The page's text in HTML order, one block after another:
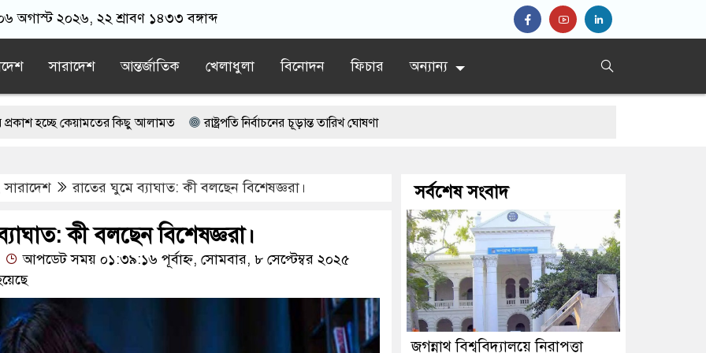
অগাস্ট ২০২৬, ২২ শ্রাবণ ১৪৩৩ বঙ্গাব্দ
সারাদেশ আন্তর্জাতিক খেলাধুলা বিনোদন ফিচার অন্যান্য
কিছু আলামত রাষ্ট্রপতি নির্বাচনের চূড়ান্ত তারিখ ঘোষণা
ইঙ্গিত নেতানিয়াহুর
জনগণের দাবি নিয়ে এসেছি: জামায়াত আমির
সারাদেশ রাতের ঘুমে ব্যাঘাত: কী বলছেন বিশেষজ্ঞরা।
কী বলছেন বিশেষজ্ঞরা।
আপডেট সময় ০১:৩৯:১৬ পূর্বাহ্ন, সোমবার, ৮ সেপ্টেম্বর ২০২৫
সর্বশেষ সংবাদ
জগন্নাথ বিশ্ববিদ্যালয়ে নিরাপত্তা